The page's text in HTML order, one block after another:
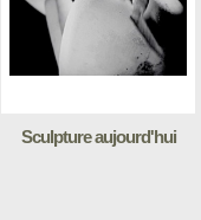
Sculpture aujourd'hui